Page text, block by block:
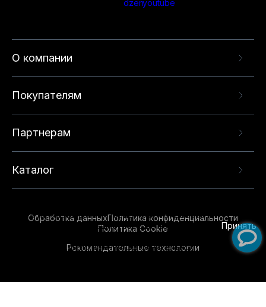
О компании
Покупателям
Партнерам
Каталог
Обработка данныхПолитика конфиденциальности
Политика Cookie
Рекомендательные технологии
опыта на нашем сайте. Продолжая использовать
данный сайт, вы соглашаетесь с использованием
технологий. Для получения дополнительной
Принять